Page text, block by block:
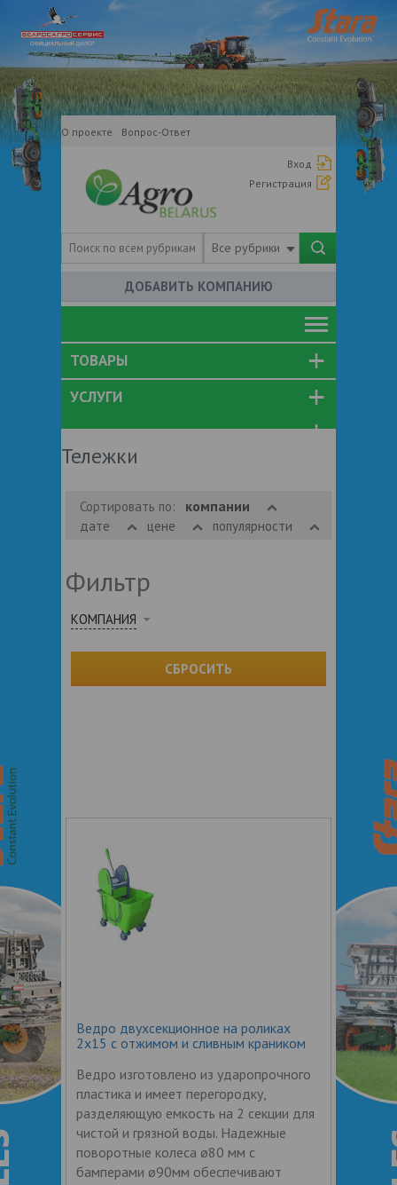
О проекте Вопрос-Ответ
Вход
Регистрация
Все рубрики
ДОБАВИТЬ КОМПАНИЮ
ТОВАРЫ
УСЛУГИ
Тележки
Сортировать по: компании
дате цене популярности
Фильтр
КОМПАНИЯ
СБРОСИТЬ
Ведро двухсекционное на роликах
2х15 с отжимом и сливным краником
Ведро изготовлено из ударопрочного
пластика и имеет перегородку,
разделяющую емкость на 2 секции для
чистой и грязной воды. Надежные
поворотные колеса ø80 мм с
бамперами ø90мм обеспечивают